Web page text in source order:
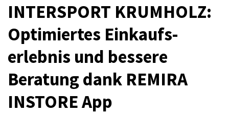
INTERSPORT KRUMHOLZ:
Optimiertes Einkaufs­
erlebnis und bessere
Beratung dank REMIRA
INSTORE App